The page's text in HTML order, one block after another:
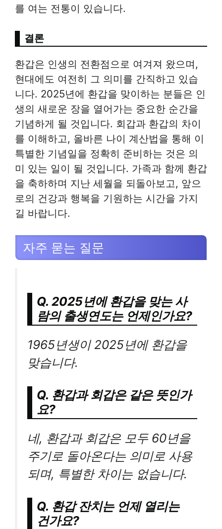
를 여는 전통이 있습니다.
결론
환갑은 인생의 전환점으로 여겨져 왔으며,
현대에도 여전히 그 의미를 간직하고 있습
니다. 2025년에 환갑을 맞이하는 분들은 인
생의 새로운 장을 열어가는 중요한 순간을
기념하게 될 것입니다. 회갑과 환갑의 차이
를 이해하고, 올바른 나이 계산법을 통해 이
특별한 기념일을 정확히 준비하는 것은 의
미 있는 일이 될 것입니다. 가족과 함께 환갑
을 축하하며 지난 세월을 되돌아보고, 앞으
로의 건강과 행복을 기원하는 시간을 가지
길 바랍니다.
자주 묻는 질문
Q. 2025년에 환갑을 맞는 사
람의 출생연도는 언제인가요?
1965년생이 2025년에 환갑을
맞습니다.
Q. 환갑과 회갑은 같은 뜻인가
요?
네, 환갑과 회갑은 모두 60년을
주기로 돌아온다는 의미로 사용
되며, 특별한 차이는 없습니다.
Q. 환갑 잔치는 언제 열리는
건가요?